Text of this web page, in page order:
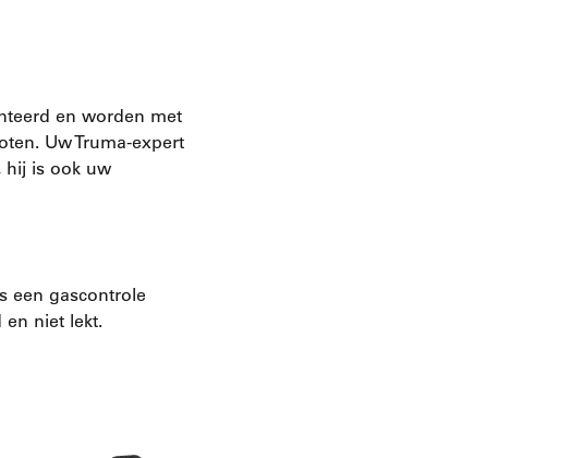
en worden met
Uw Truma-expert
hij is ook uw
een gascontrole
en niet lekt.